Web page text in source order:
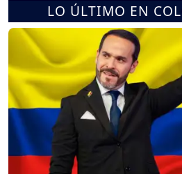
LO ÚLTIMO EN